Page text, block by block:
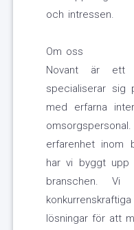
och intressen.
Om oss
Novant är ett
specialiserar sig
med erfarna
erfarenhet inom
har vi byggt upp
branschen. Vi
lösningar för att